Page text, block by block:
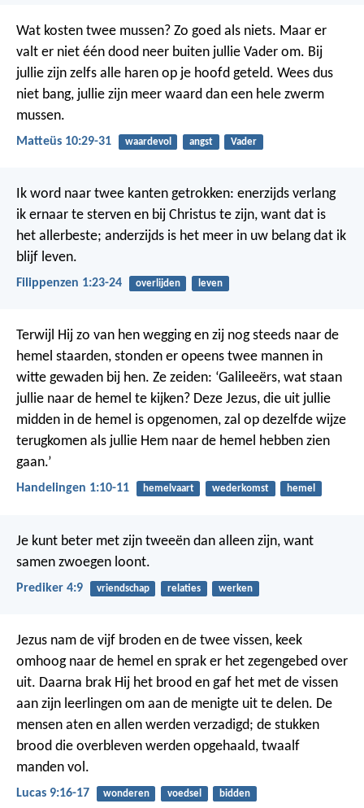
Wat kosten twee mussen? Zo goed als niets. Maar er
valt er niet één dood neer buiten jullie Vader om. Bij
jullie zijn zelfs alle haren op je hoofd geteld. Wees dus
niet bang, jullie zijn meer waard dan een hele zwerm
mussen.
Matteüs 10:29-31 waardevol angst Vader
Ik word naar twee kanten getrokken: enerzijds verlang
ik ernaar te sterven en bij Christus te zijn, want dat is
het allerbeste; anderzijds is het meer in uw belang dat ik
blijf leven.
Filippenzen 1:23-24 overlijden leven
Terwijl Hij zo van hen wegging en zij nog steeds naar de
hemel staarden, stonden er opeens twee mannen in
witte gewaden bij hen. Ze zeiden: ‘Galileeërs, wat staan
jullie naar de hemel te kijken? Deze Jezus, die uit jullie
midden in de hemel is opgenomen, zal op dezelfde wijze
terugkomen als jullie Hem naar de hemel hebben zien
gaan.’
Handelingen 1:10-11 hemelvaart wederkomst hemel
Je kunt beter met zijn tweeën dan alleen zijn, want
samen zwoegen loont.
Prediker 4:9 vriendschap relaties werken
Jezus nam de vijf broden en de twee vissen, keek
omhoog naar de hemel en sprak er het zegengebed over
uit. Daarna brak Hij het brood en gaf het met de vissen
aan zijn leerlingen om aan de menigte uit te delen. De
mensen aten en allen werden verzadigd; de stukken
brood die overbleven werden opgehaald, twaalf
manden vol.
Lucas 9:16-17 wonderen voedsel bidden